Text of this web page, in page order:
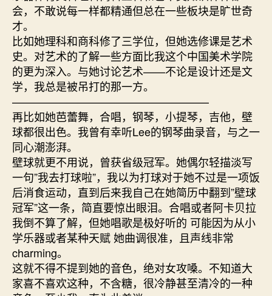
会，不敢说每一样都精通但总在一些板块是旷世奇
才。
比如她理科和商科修了三学位，但她选修课是艺术
史。对艺术的了解一些方面比我这个中国美术学院
的更为深入。与她讨论艺术——不论是设计还是文
学，我总是被吊打的那一方。
——————————————————
再比如她芭蕾舞，合唱，钢琴，小提琴，吉他，壁
球都很出色。我曾有幸听Lee的钢琴曲录音，与之一
同心潮澎湃。
壁球就更不用说，曾获省级冠军。她偶尔轻描淡写
一句”我去打球啦”，我以为打球对于她不过是一项饭
后消食运动，直到后来我自己在她简历中翻到”壁球
冠军”这一条，简直要惊出眼泪。合唱或者阿卡贝拉
我倒不算了解，但她唱歌是极好听的 可能因为从小
学乐器或者某种天赋 她曲调很准，且声线非常
charming。
这就不得不提到她的音色，绝对女攻嗓。不知道大
家喜不喜欢这种，不含糖，很冷静甚至清冷的一种